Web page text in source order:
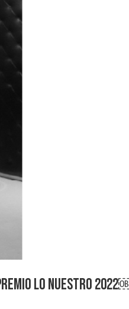
LO NUESTRO